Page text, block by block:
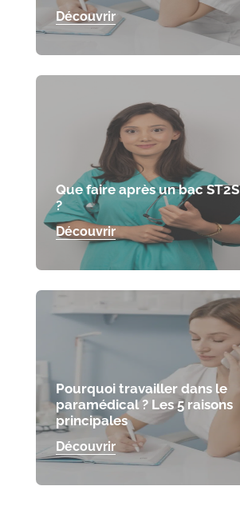
Découvrir
Que faire après un bac ST2S
?
Découvrir
Pourquoi travailler dans le
paramédical ? Les 5 raisons
principales
Découvrir